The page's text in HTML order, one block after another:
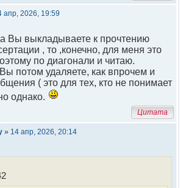
апр, 2026, 19:59
Вы выкладываете к прочтению
, то ,конечно, для меня это
по диагонали и читаю.
потом удаляете, как впрочем и
( это для тех, кто не понимает
однако.
Цитата
» 14 апр, 2026, 20:14